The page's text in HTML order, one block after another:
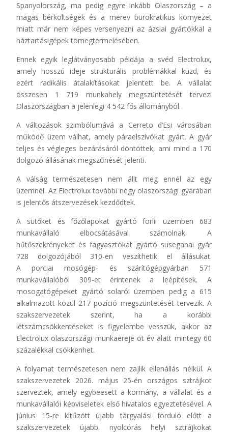
Spanyolország, ma pedig egyre inkább Olaszország – a
magas bérköltségek és a merev bürokratikus környezet
miatt már nem képes versenyezni az ázsiai gyártókkal a
háztartásigépek tömegtermelésében.
Ennek egyik leglátványosabb példája a svéd Electrolux,
amely hosszú ideje strukturális problémákkal küzd, és
ezért radikális átalakításokat jelentett be. A vállalat
összesen 1 719 munkahely megszüntetését tervezi
Olaszországban a jelenlegi 4 542 fős állományból.
A változások szimbólumává a Cerreto d’Esi városában
működő üzem válhat, amely páraelszívókat gyárt. A gyár
teljes és végleges bezárásáról döntöttek, ami mind a 170
dolgozó állásának megszűnését jelenti.
A válság természetesen nem állt meg ennél az egy
üzemnél. Az Electrolux további négy olaszországi gyárában
is jelentős átszervezések kezdődtek.
A sütőket és főzőlapokat gyártó forlii üzemben 683
munkavállaló elbocsátásával számolnak. A
hűtőszekrényeket és fagyasztókat gyártó suseganai gyár
728 dolgozójából 310-en veszíthetik el állásukat.
A porciai mosógép- és szárítógépgyárban 571
munkavállalóból 309-et érintenek a leépítések. A
mosogatógépeket gyártó solarói üzemben pedig a 615
alkalmazott közül 217 pozíció megszüntetését tervezik. A
szakszervezetek szerint, ha a korábbi
létszámcsökkentéseket is figyelembe vesszük, akkor az
Electrolux olaszországi munkaereje öt év alatt mintegy 60
százalékkal csökkenhet.
A folyamat természetesen nem zajlik ellenállás nélkül. A
szakszervezetek 2026. május 25-én országos sztrájkot
szerveztek, amely egybeesett a kormány, a vállalat és a
munkavállalói képviseletek első hivatalos egyeztetésével. A
június 15-re kitűzött újabb tárgyalási forduló előtt a
szakszervezetek újabb, nyolcórás helyi sztrájkokat